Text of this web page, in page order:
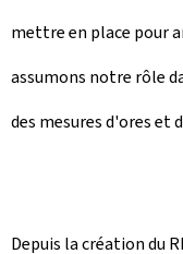
mettre en place pour
assumons notre rôle
des mesures d'ores et
Depuis la création du